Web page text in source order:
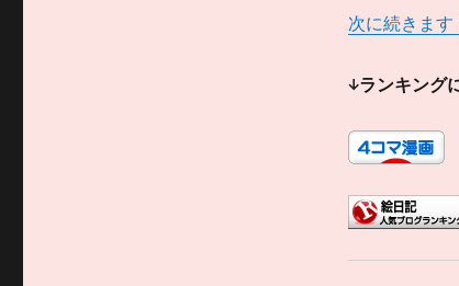
次に続きます
↓ランキング